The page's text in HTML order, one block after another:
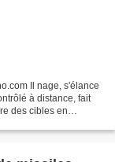
Il nage, s'élance
à distance, fait
des cibles en